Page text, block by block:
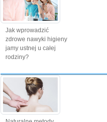
Jak wprowadzić
zdrowe nawyki higieny
jamy ustnej u całej
rodziny?